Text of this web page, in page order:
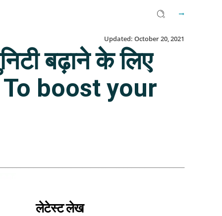
Updated: October 20, 2021
बढ़ाने के लिए
To boost your
लेटेस्ट लेख